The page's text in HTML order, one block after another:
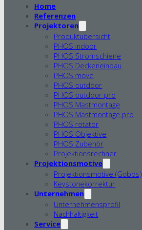
Home
Referenzen
Projektoren
Produktübersicht
PHOS indoor
PHOS Stromschiene
PHOS Deckeneinbau
PHOS move
PHOS outdoor
PHOS outdoor pro
PHOS Mastmontage
PHOS Mastmontage pro
PHOS rotator
PHOS Objektive
PHOS Zubehör
Projektionsrechner
Projektionsmotive
Projektionsmotive (Gobos)
Keystonekorrektur
Unternehmen
Unternehmensprofil
Nachhaltigkeit
Service